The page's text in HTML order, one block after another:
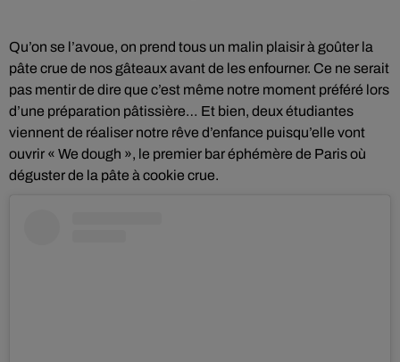
Qu’on se l’avoue, on prend tous un malin plaisir à goûter la
pâte crue de nos gâteaux avant de les enfourner. Ce ne serait
pas mentir de dire que c’est même notre moment préféré lors
d’une préparation pâtissière… Et bien, deux étudiantes
viennent de réaliser notre rêve d’enfance puisqu’elle vont
ouvrir « We dough », le premier bar éphémère de Paris où
déguster de la pâte à cookie crue.